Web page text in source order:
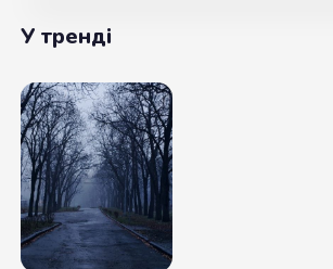
У тренді